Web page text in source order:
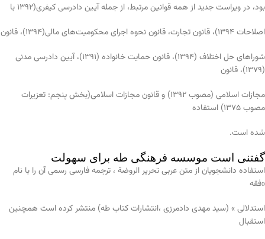
بود، در ویراست جدید از همه قوانین مرتبط، از جمله آیین دادرسی کیفری(1392 با
اصلاحات 1394)، قانون تجارت، قانون نحوه اجرای محکومیت‌های مالی(1394)، قانون
شوراهای حل اختلاف (1394)، قانون حمایت خانواده (1391)، آیین دادرسی مدنی
(1379)، قانون
مجازات اسلامی (مصوب 1392) و قانون مجازات اسلامی(بخش پنجم: تعزیرات
مصوب 1375) استفاده
شده است.
گفتنی است موسسه فرهنگی طه برای سهولت
استفاده دانشجویان از متن عربی تحریر الروضة ، ترجمه فارسی رسمی آن را با نام
«فقه
استدلالی » (سید مهدی دادمرزی ،انتشارات کتاب طه) منتشر کرده است همچنین
استقبال